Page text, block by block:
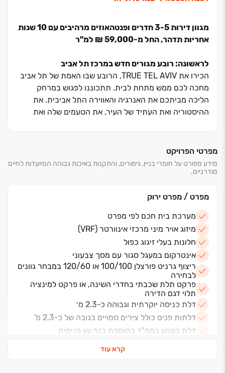
מגוון דירות 3-5 חדרים ופנטהאוזים מרהיבים עם 10 שנות
אחריות תדהר, החל מ-59,000 ₪ למ"ר
לראשונה: רובע מגורים חדש במרכז תל אביב
הכירו את TRUE TEL AVIV, הרובע שבו האמת של תל אביב
מחכה לכם ממש מתחת לבית. תתכוננו לפגוש במרחק
הליכה מביתכם את האנרגיה והאווירה התל אביבית. את
ההיסטוריה ואת העתיד של העיר, את הטעמים שלה ואת
בואו להיות חלק מרובע מגורים חדש במרכז תל אביב, הנפרס
בין הרחובות ארלוזרוב, נמיר ודפנה.
גלו את הדירות המעוצבות
האמת של תל אביב נמצאת גם בתוך הבית. הדירות במתחם
מרווחות מאוד, מעניקות תחושת פרטיות ואינטימיות הודות
חדרים ופנטהאוזים מרהיבים. תכנון הדירות שם דגש על
תחושת מרחב, מפרט מפנק והשקעה בעיצוב הנכרת בכל
חדר.
מתחמים משותפים יוקרתיים לנוחות הדיירים
בתוך מתחם המגורים:
- לובי מרהיב המוקף קירות זכוכית גדולים היוצרים חיבור בין
פנים לחוץ ועמדת שומר.
פגישות עסקים קטנות ואף כמועדון דיירים לצרכי מפגשים.
מפרטי הפרויקט
מידע מפורט על חומרי בניין, גימורים, והתקנות באיכות גבוהה המיועדות לחיים
מודרניים.
מפרט / מפרט ירוק
מערכת בית חכם לפי מפרט
מיזוג אויר מיני מרכזי אינוורטר (VRF)
חלונות בעלי זיגוג כפול
אינטרקום במעגל סגור עם מסך צבעוני
ריצוף גרניט פורצלן 100/100 או 120/60 במבחר גוונים
לבחירה
פרקט תלת שכבתי בחדרי השינה, או פרקט למינציה
תלוי דגם הדירה
דלת כניסה יוקרתית וגבוהה כ-2.3 מ׳
דלתות פנים כולל צירים סמויים בגובה של כ-2.3 מ'
דלת בטחון בממ"ד בתוספת כנף עץ פנימית
קרא עוד